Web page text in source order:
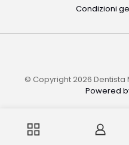
Condizioni
© Copyright 2026 Dentista
Powered